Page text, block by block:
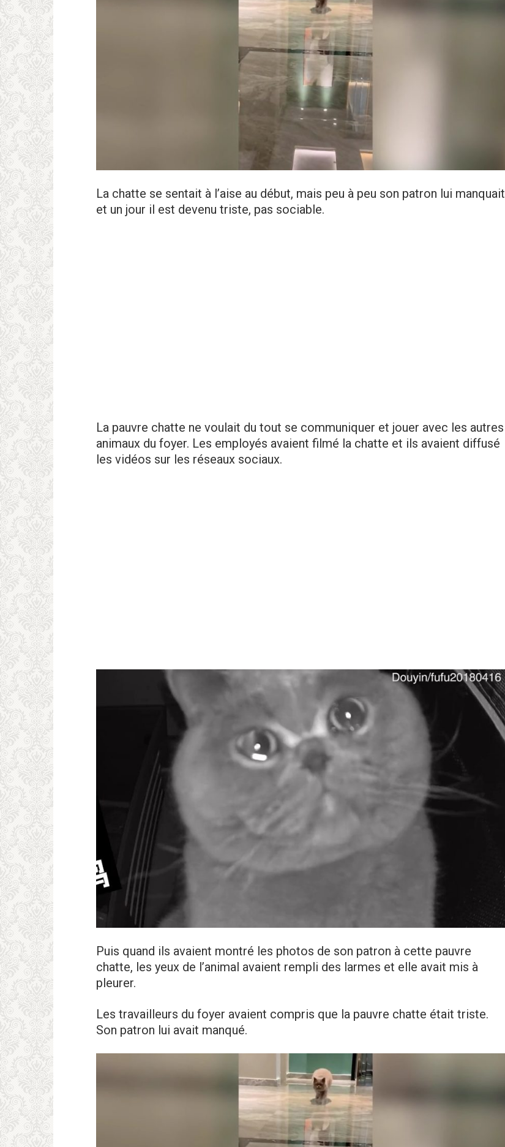
La chatte se sentait à l’aise au début, mais peu à peu son patron lui manquait
et un jour il est devenu triste, pas sociable.
La pauvre chatte ne voulait du tout se communiquer et jouer avec les autres
animaux du foyer. Les employés avaient filmé la chatte et ils avaient diffusé
les vidéos sur les réseaux sociaux.
Puis quand ils avaient montré les photos de son patron à cette pauvre
chatte, les yeux de l’animal avaient rempli des larmes et elle avait mis à
pleurer.
Les travailleurs du foyer avaient compris que la pauvre chatte était triste.
Son patron lui avait manqué.